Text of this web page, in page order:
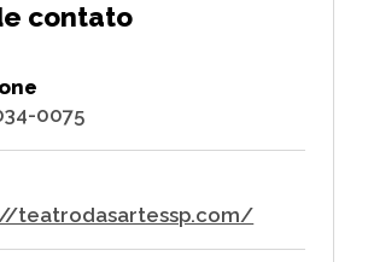
contato
0075
teatrodasartessp.com/